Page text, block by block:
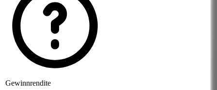
Gewinnrendite